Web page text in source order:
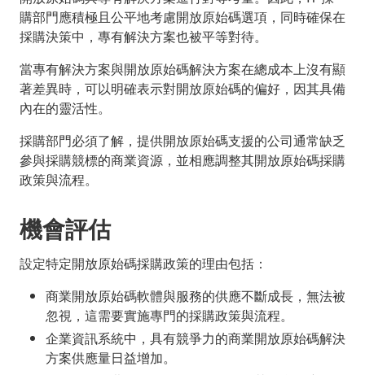
購部門應積極且公平地考慮開放原始碼選項，同時確保在
採購決策中，專有解決方案也被平等對待。
當專有解決方案與開放原始碼解決方案在總成本上沒有顯
著差異時，可以明確表示對開放原始碼的偏好，因其具備
內在的靈活性。
採購部門必須了解，提供開放原始碼支援的公司通常缺乏
參與採購競標的商業資源，並相應調整其開放原始碼採購
政策與流程。
機會評估
設定特定開放原始碼採購政策的理由包括：
商業開放原始碼軟體與服務的供應不斷成長，無法被
忽視，這需要實施專門的採購政策與流程。
企業資訊系統中，具有競爭力的商業開放原始碼解決
方案供應量日益增加。